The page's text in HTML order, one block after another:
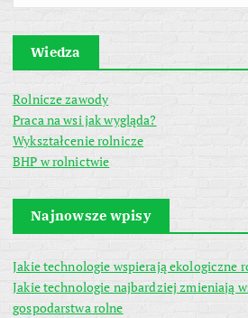
Wiedza
Rolnicze zawody
Praca na wsi jak wygląda?
Wykształcenie rolnicze
BHP w rolnictwie
Najnowsze wpisy
Jakie technologie wspierają ekologiczne
Jakie technologie najbardziej zmieniają
gospodarstwa rolne